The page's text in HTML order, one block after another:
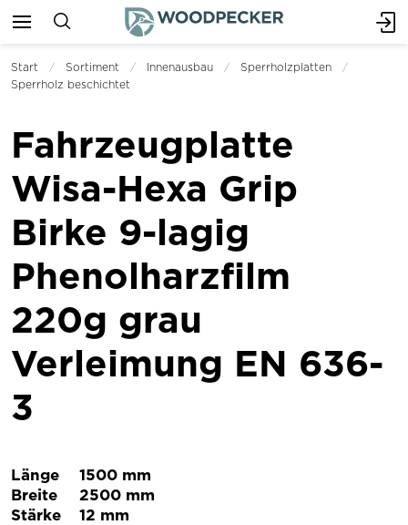
Start Sortiment Innenausbau
Sperrholzplatten
Sperrholz beschichtet
Fahrzeugplatte
Wisa-Hexa Grip
Birke 9-lagig
Phenolharzfilm
220g grau
Verleimung EN 636-
3
Länge
1500 mm
Breite
2500 mm
Stärke
12 mm